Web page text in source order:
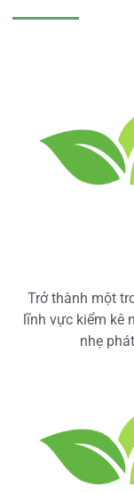
Trở thành một
lĩnh vực kiểm kê
nhẹ